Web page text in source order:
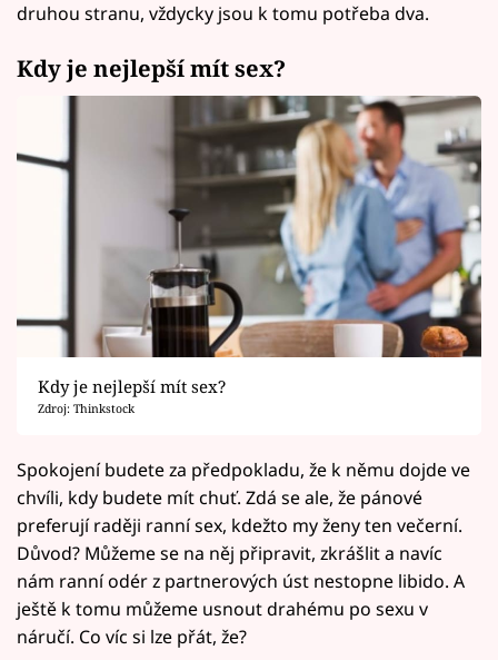
druhou stranu, vždycky jsou k tomu potřeba dva.
Kdy je nejlepší mít sex?
Kdy je nejlepší mít sex?
Zdroj: Thinkstock
Spokojení budete za předpokladu, že k němu dojde ve
chvíli, kdy budete mít chuť. Zdá se ale, že pánové
preferují raději ranní sex, kdežto my ženy ten večerní.
Důvod? Můžeme se na něj připravit, zkrášlit a navíc
nám ranní odér z partnerových úst nestopne libido. A
ještě k tomu můžeme usnout drahému po sexu v
náručí. Co víc si lze přát, že?